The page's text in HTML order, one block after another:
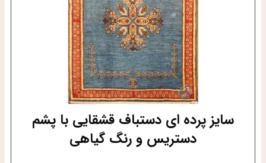
سایز پرده ای دستباف قشقایی با پشم
دستریس و رنگ گیاهی